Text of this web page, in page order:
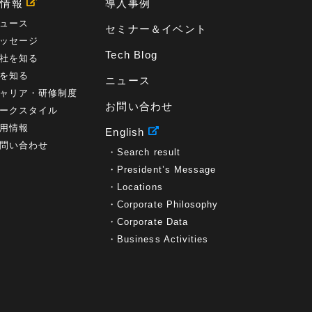
報
ース
セージ
を知る
知る
リア・研修制度
クスタイル
情報
い合わせ
導入事例
セミナー＆イベント
Tech Blog
ニュース
お問い合わせ
English
Search result
President’s Message
Locations
Corporate Philosophy
Corporate Data
Business Activities